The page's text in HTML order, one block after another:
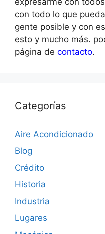
con todo lo que
gente posible y con
esto y mucho más.
página de contacto.
Categorías
Aire Acondicionado
Blog
Crédito
Historia
Industria
Lugares